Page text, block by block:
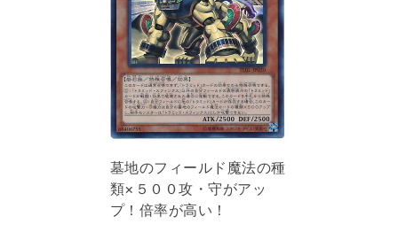
墓地のフィールド魔法の種
類×５００攻・守がアッ
プ！倍率が高い！